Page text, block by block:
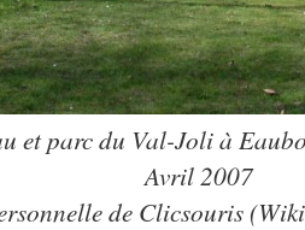
et parc du Val-Joli à
Avril 2007
de Clicsouris